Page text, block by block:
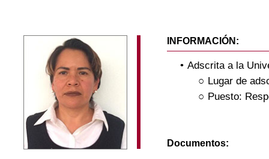
INFORMACIÓN:
Adscrita a la
Lugar de
Puesto:
Documentos: